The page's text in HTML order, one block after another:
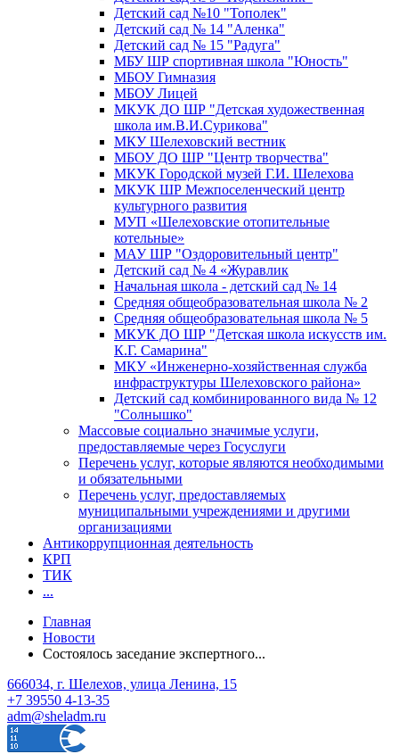
Детский сад №10 "Тополек"
Детский сад № 14 "Аленка"
Детский сад № 15 "Радуга"
МБУ ШР спортивная школа "Юность"
МБОУ Гимназия
МБОУ Лицей
МКУК ДО ШР "Детская художественная
школа им.В.И.Сурикова"
МКУ Шелеховский вестник
МБОУ ДО ШР "Центр творчества"
МКУК Городской музей Г.И. Шелехова
МКУК ШР Межпоселенческий центр
культурного развития
МУП «Шелеховские отопительные
котельные»
МАУ ШР "Оздоровительный центр"
Детский сад № 4 «Журавлик
Начальная школа - детский сад № 14
Средняя общеобразовательная школа № 2
Средняя общеобразовательная школа № 5
МКУК ДО ШР "Детская школа искусств им.
К.Г. Самарина"
МКУ «Инженерно-хозяйственная служба
инфраструктуры Шелеховского района»
Детский сад комбинированного вида № 12
"Солнышко"
Массовые социально значимые услуги,
предоставляемые через Госуслуги
Перечень услуг, которые являются необходимыми
и обязательными
Перечень услуг, предоставляемых
муниципальными учреждениями и другими
организациями
Антикоррупционная деятельность
КРП
ТИК
...
Главная
Новости
Состоялось заседание экспертного...
666034, г. Шелехов, улица Ленина, 15
+7 39550 4-13-35
adm@sheladm.ru